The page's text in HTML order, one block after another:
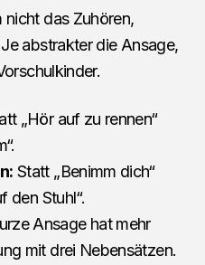
das Zuhören,
abstrakter die Ansage,
„Hör auf zu rennen“
Statt „Benimm dich“
den Stuhl“.
Ansage hat mehr
mit drei Nebensätzen.